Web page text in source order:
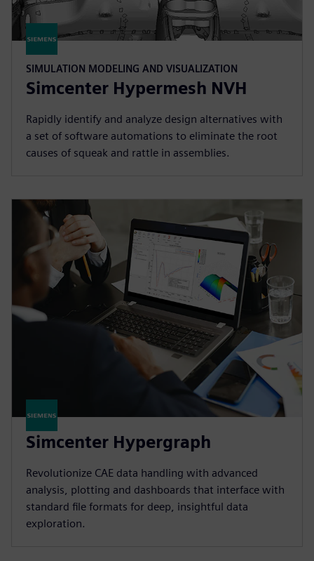
SIMULATION MODELING AND VISUALIZATION
Simcenter Hypermesh NVH
Rapidly identify and analyze design alternatives with
a set of software automations to eliminate the root
causes of squeak and rattle in assemblies.
Simcenter Hypergraph
Revolutionize CAE data handling with advanced
analysis, plotting and dashboards that interface with
standard file formats for deep, insightful data
exploration.